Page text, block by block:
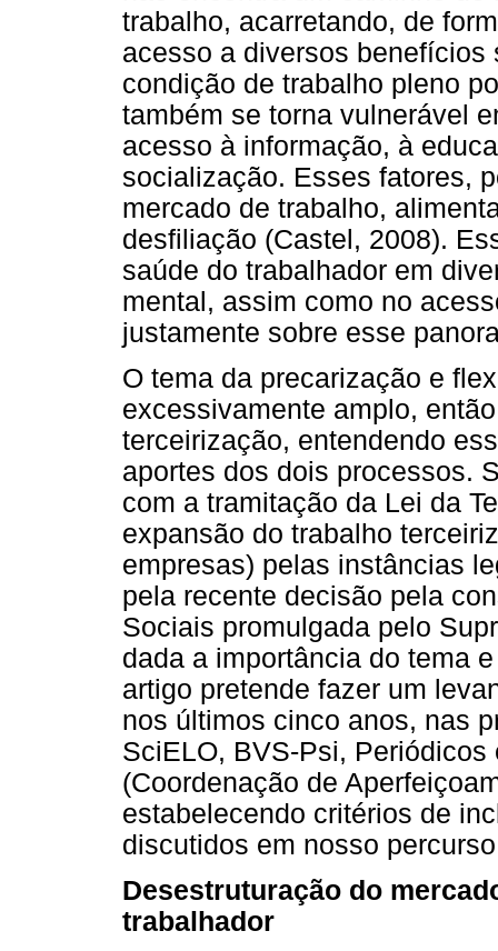
trabalho, acarretando, de
acesso a diversos
condição de trabalho pleno
também se torna vulnerável
acesso à informação, à
socialização. Esses fatores,
mercado de trabalho,
desfiliação (Castel, 2008).
saúde do trabalhador em
mental, assim como no
justamente sobre esse
O tema da precarização e
excessivamente amplo,
terceirização, entendendo
aportes dos dois processos.
com a tramitação da Lei da
expansão do trabalho
empresas) pelas instâncias
pela recente decisão pela
Sociais promulgada pelo
dada a importância do tema
artigo pretende fazer um
nos últimos cinco anos, nas
SciELO, BVS-Psi,
(Coordenação de
estabelecendo critérios de
discutidos em nosso
Desestruturação do
trabalhador